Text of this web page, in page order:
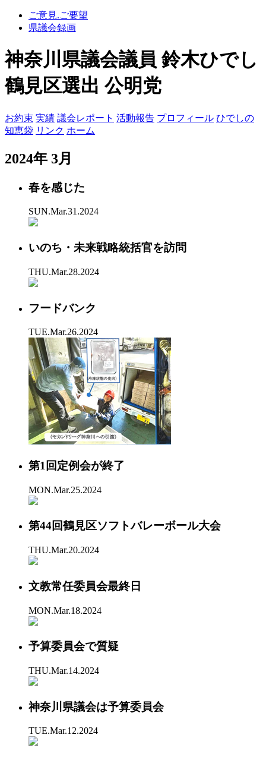
ご意見.ご要望
県議会録画
神奈川県議会議員 鈴木ひでし
鶴見区選出 公明党
お約束 実績 議会レポート 活動報告 プロフィール ひでしの
知恵袋 リンク ホーム
2024年 3月
春を感じた
SUN.Mar.31.2024
いのち・未来戦略統括官を訪問
THU.Mar.28.2024
フードバンク
TUE.Mar.26.2024
第1回定例会が終了
MON.Mar.25.2024
第44回鶴見区ソフトバレーボール大会
THU.Mar.20.2024
文教常任委員会最終日
MON.Mar.18.2024
予算委員会で質疑
THU.Mar.14.2024
神奈川県議会は予算委員会
TUE.Mar.12.2024